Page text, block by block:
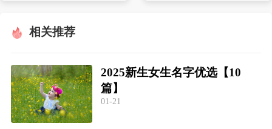
相关推荐
2025新生女生名字优选【10
篇】
01-21